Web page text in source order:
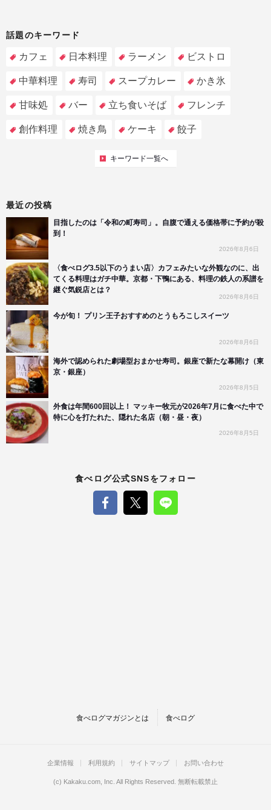
話題のキーワード
カフェ 日本料理 ラーメン ビストロ
中華料理 寿司 スープカレー かき氷
甘味処 バー 立ち食いそば フレンチ
創作料理 焼き鳥 ケーキ 餃子
キーワード一覧へ
最近の投稿
目指したのは「令和の町寿司」。自腹で通える価格帯に予約が殺
到！
2026年8月6日
〈食べログ3.5以下のうまい店〉カフェみたいな外観なのに、出
てくる料理はガチ中華。京都・下鴨にある、料理の鉄人の系譜を
継ぐ気鋭店とは？
2026年8月6日
今が旬！ プリン王子おすすめのとうもろこしスイーツ
2026年8月6日
海外で認められた劇場型おまかせ寿司。銀座で新たな幕開け（東
京・銀座）
2026年8月5日
外食は年間600回以上！ マッキー牧元が2026年7月に食べた中で
特に心を打たれた、隠れた名店（朝・昼・夜）
2026年8月5日
食べログ公式SNSをフォロー
食べログマガジンとは 食べログ
企業情報 利用規約 サイトマップ お問い合わせ
(c) Kakaku.com, Inc. All Rights Reserved. 無断転載禁止